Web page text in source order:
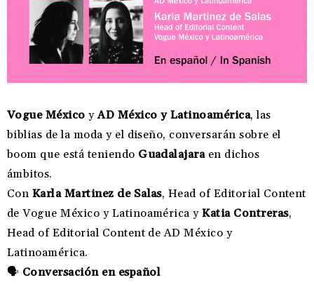
Vogue México yAD México y Latinoamérica, las
biblias de la moda y el diseño, conversarán sobre el
boom que está teniendo Guadalajaraen dichos
ámbitos.
Con Karla Martinez de Salas, Head of Editorial Content
de Vogue México y Latinoamérica yKatia Contreras,
Head of Editorial Content de AD México y
Latinoamérica.
🗣️ Conversación en español